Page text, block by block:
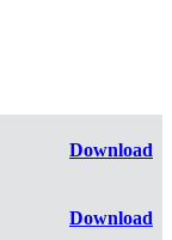
Download
Download